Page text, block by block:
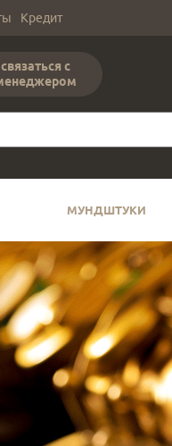
Кредит
связаться с
МУНДШТУКИ